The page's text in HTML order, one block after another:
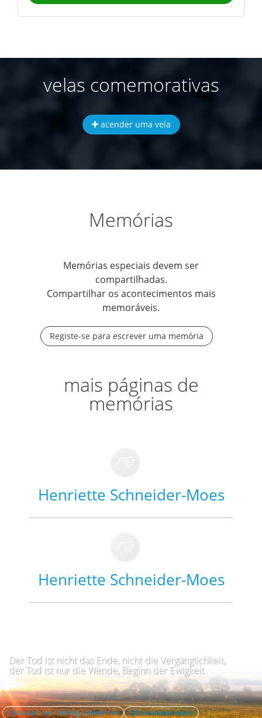
velas comemorativas
acender uma vela
Memórias
Memórias especiais devem ser
compartilhadas.
Compartilhar os acontecimentos mais
memoráveis.
Registe-se para escrever uma memória
mais páginas de
memórias
Henriette Schneider-Moes
Henriette Schneider-Moes
Der Tod ist nicht das Ende, nicht die Vergänglichkeit,
der Tod ist nur die Wende, Beginn der Ewigkeit.
Kontakt zum Verlag aufnehmen Denunciar abuso